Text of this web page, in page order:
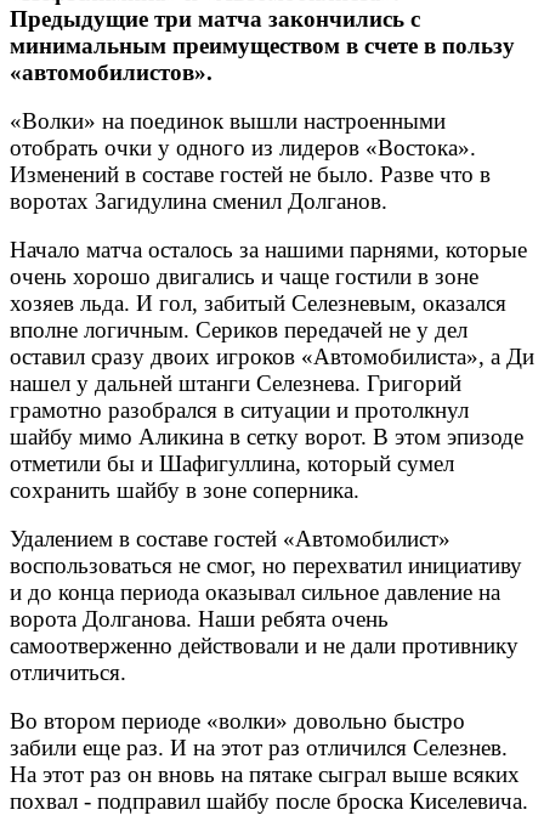
Предыдущие три матча закончились с
минимальным преимуществом в счете в пользу
«автомобилистов».
«Волки» на поединок вышли настроенными
отобрать очки у одного из лидеров «Востока».
Изменений в составе гостей не было. Разве что в
воротах Загидулина сменил Долганов.
Начало матча осталось за нашими парнями, которые
очень хорошо двигались и чаще гостили в зоне
хозяев льда. И гол, забитый Селезневым, оказался
вполне логичным. Сериков передачей не у дел
оставил сразу двоих игроков «Автомобилиста», а Ди
нашел у дальней штанги Селезнева. Григорий
грамотно разобрался в ситуации и протолкнул
шайбу мимо Аликина в сетку ворот. В этом эпизоде
отметили бы и Шафигуллина, который сумел
сохранить шайбу в зоне соперника.
Удалением в составе гостей «Автомобилист»
воспользоваться не смог, но перехватил инициативу
и до конца периода оказывал сильное давление на
ворота Долганова. Наши ребята очень
самоотверженно действовали и не дали противнику
отличиться.
Во втором периоде «волки» довольно быстро
забили еще раз. И на этот раз отличился Селезнев.
На этот раз он вновь на пятаке сыграл выше всяких
похвал - подправил шайбу после броска Киселевича.